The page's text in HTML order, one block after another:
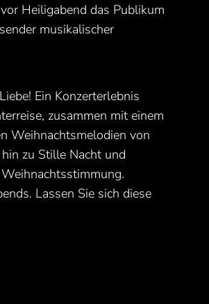
Heiligabend das Publikum
musikalischer
Ein Konzerterlebnis
zusammen mit einem
Weihnachtsmelodien von
zu Stille Nacht und
Lassen Sie sich diese